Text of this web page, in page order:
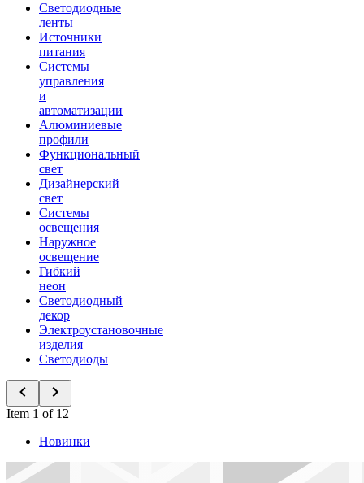
Светодиодные
ленты
Источники
питания
Системы
управления
и
автоматизации
Алюминиевые
профили
Функциональный
свет
Дизайнерский
свет
Системы
освещения
Наружное
освещение
Гибкий
неон
Светодиодный
декор
Электроустановочные
изделия
Светодиоды
Item 1 of 12
Новинки